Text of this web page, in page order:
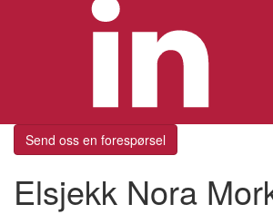
Send oss en forespørsel
Elsjekk Nora